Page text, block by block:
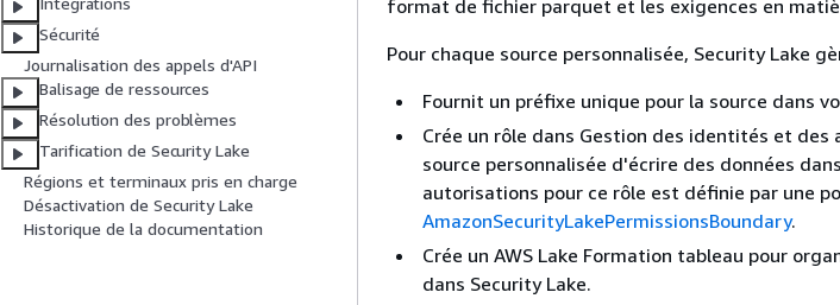
Sécurité
Journalisation des appels d'API
Balisage de ressources
Résolution des problèmes
Tarification de Security Lake
Régions et terminaux pris en charge
Désactivation de Security Lake
Historique de la documentation
format de fichier parquet et les exigences en
Pour chaque source personnalisée, Security Lake
Fournit un préfixe unique pour la source dans
Crée un rôle dans Gestion des identités et des
source personnalisée d'écrire des données
autorisations pour ce rôle est définie par une
AmazonSecurityLakePermissionsBoundary.
Crée un AWS Lake Formation tableau pour
dans Security Lake.